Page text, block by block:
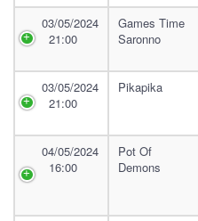
03/05/2024
21:00
Games Time
Saronno
03/05/2024
21:00
Pikapika
04/05/2024
16:00
Pot Of
Demons